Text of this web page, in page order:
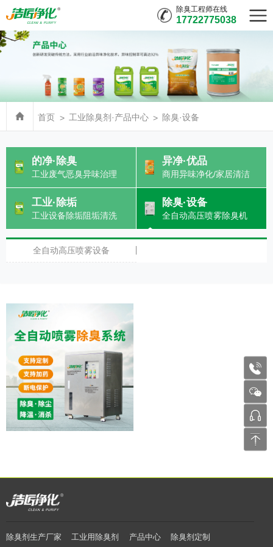
除臭工程师在线
17722775038
首页 工业除臭剂·产品中心 除臭·设备
的净·除臭
工业废气恶臭异味治理
异净·优品
商用异味净化/家居清洁
工业·除垢
工业设备除垢阻垢清洗
除臭·设备
全自动高压喷雾除臭机
全自动高压喷雾设备
除臭剂生产厂家 工业用除臭剂 产品中心 除臭剂定制
张